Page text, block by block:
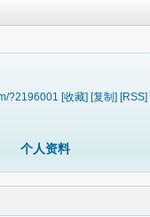
?2196001 [收藏] [复制] [RSS]
个人资料